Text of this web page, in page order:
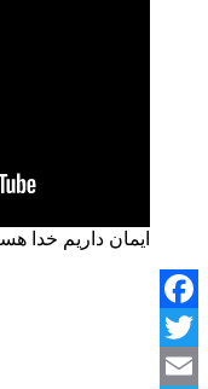
ایمان داریم خدا
Facebook
Twitter